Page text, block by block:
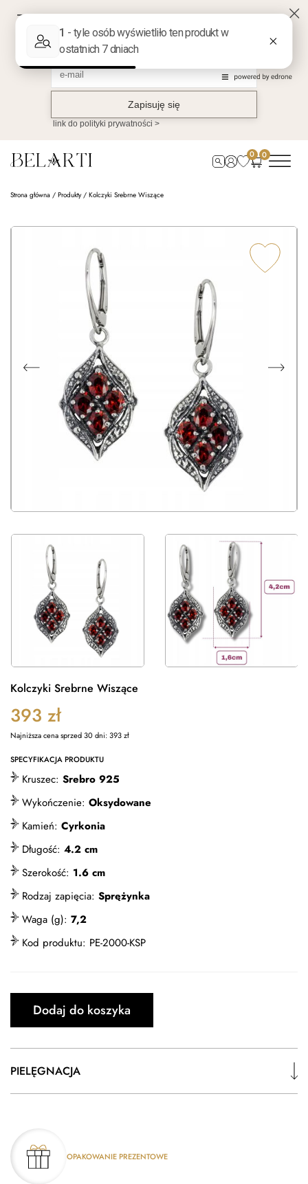
0 0
Strona główna / Produkty/ Kolczyki Srebrne Wiszące
Kolczyki Srebrne Wiszące
393 zł
Najniższa cena sprzed 30 dni:393zł
SPECYFIKACJA PRODUKTU
Kruszec: Srebro 925
Wykończenie: Oksydowane
Kamień: Cyrkonia
Długość: 4.2 cm
Szerokość: 1.6 cm
Rodzaj zapięcia: Sprężynka
Waga (g): 7,2
Kod produktu: PE-2000-KSP
Dodaj do koszyka
PIELĘGNACJA
OPAKOWANIE PREZENTOWE